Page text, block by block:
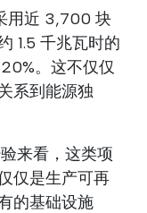
用近 3,700 块
1.5 千兆瓦时的
。这不仅仅
系到能源独
来看，这类项
仅是生产可再
的基础设施